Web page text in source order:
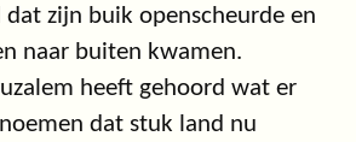
dat zijn buik openscheurde en
naar buiten kwamen.
heeft gehoord wat er
dat stuk land nu